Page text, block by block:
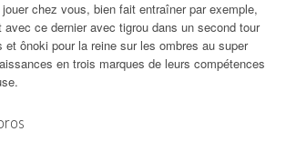
jouer chez vous, bien fait entraîner par exemple,
avec ce dernier avec tigrou dans un second tour
et ônoki pour la reine sur les ombres au super
en trois marques de leurs compétences